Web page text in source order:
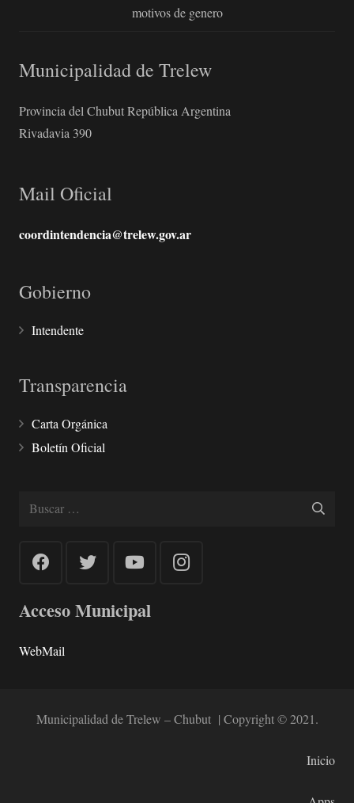
motivos de genero
Municipalidad de Trelew
Provincia del Chubut República Argentina
Rivadavia 390
Mail Oficial
coordintendencia@trelew.gov.ar
Gobierno
Intendente
Transparencia
Carta Orgánica
Boletín Oficial
Buscar:
Acceso Municipal
WebMail
Municipalidad de Trelew – Chubut | Copyright © 2021.
Inicio